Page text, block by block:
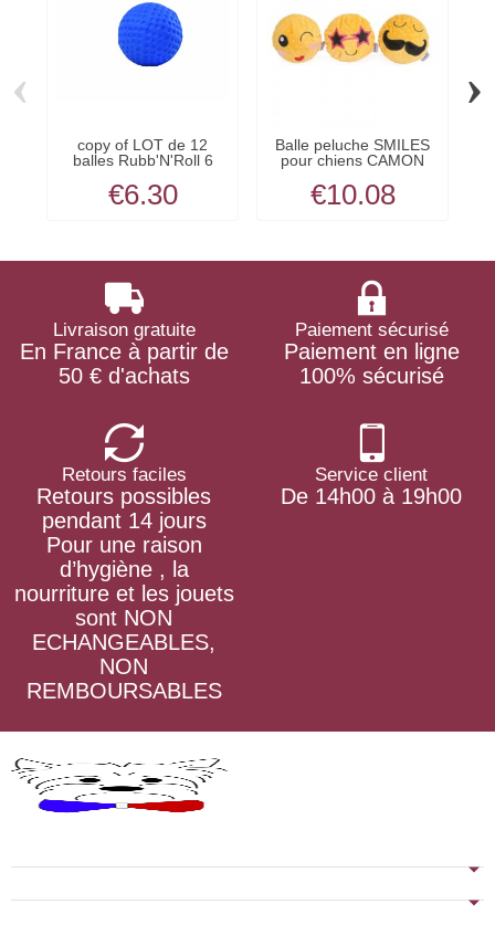
copy of LOT de 12
balles Rubb'N'Roll 6
€6.30
Balle peluche SMILES
pour chiens CAMON
€10.08
‹ ›
Livraison gratuite
En France à partir de
50 € d'achats
Paiement sécurisé
Paiement en ligne
100% sécurisé
Retours faciles
Retours possibles
pendant 14 jours
Pour une raison
d’hygiène , la
nourriture et les jouets
sont NON
ECHANGEABLES,
NON
REMBOURSABLES
Service client
De 14h00 à 19h00